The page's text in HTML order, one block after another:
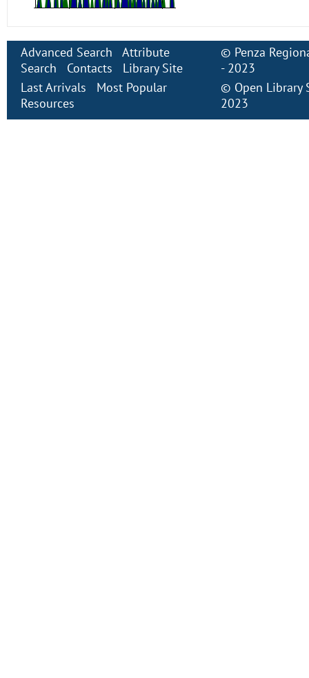
Advanced Search
Attribute
Search
Contacts
Library Site
Last Arrivals
Most Popular
Resources
© Penza
- 2023
© Open Library
2023